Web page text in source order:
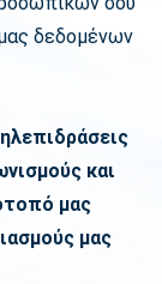
δεδομένων
και
μας
μας